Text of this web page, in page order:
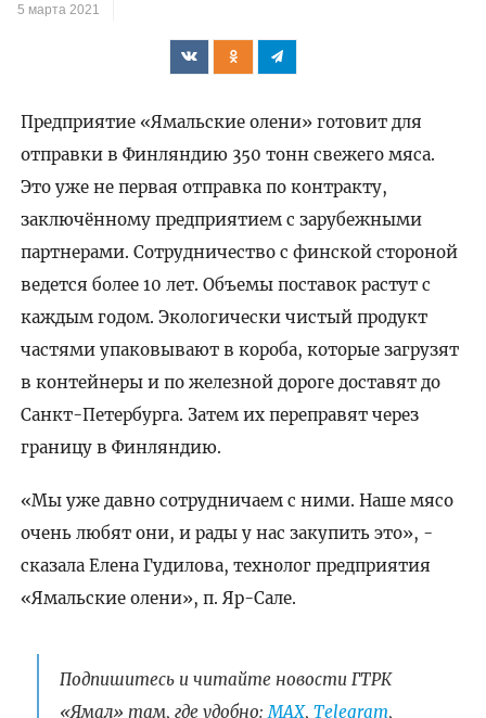
5 марта 2021
Предприятие «Ямальские олени» готовит для
отправки в Финляндию 350 тонн свежего мяса.
Это уже не первая отправка по контракту,
заключённому предприятием с зарубежными
партнерами. Сотрудничество с финской стороной
ведется более 10 лет. Объемы поставок растут с
каждым годом. Экологически чистый продукт
частями упаковывают в короба, которые загрузят
в контейнеры и по железной дороге доставят до
Санкт-Петербурга. Затем их переправят через
границу в Финляндию.
«Мы уже давно сотрудничаем с ними. Наше мясо
очень любят они, и рады у нас закупить это», -
сказала Елена Гудилова, технолог предприятия
«Ямальские олени», п. Яр-Сале.
Подпишитесь и читайте новости ГТРК
«Ямал» там, где удобно: МАХ, Telegram,